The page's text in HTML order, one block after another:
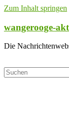
Zum Inhalt springen
wangerooge-
Die